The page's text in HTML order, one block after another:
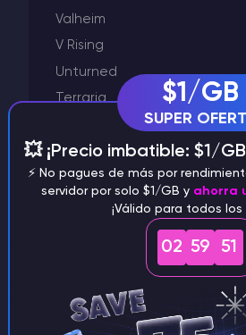
Valheim
V Rising
Unturned
Terraria
Starbound
Space Engineers
Satisfactory
Project Zomboid
Otros
$1/GB
SUPER
💥 ¡Precio imbatible: $1/
⚡️ No pagues de más por
servidor por solo $1/GB y ahorra
¡Válido para todos los
02 59 51